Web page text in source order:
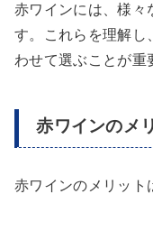
赤ワインには、様々
す。これらを理解し
わせて選ぶことが重
赤ワインのメ
赤ワインのメリット